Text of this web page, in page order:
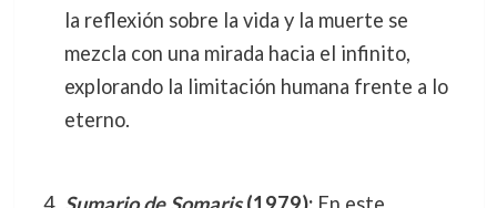
la reflexión sobre la vida y la muerte se
mezcla con una mirada hacia el infinito,
explorando la limitación humana frente a lo
eterno.